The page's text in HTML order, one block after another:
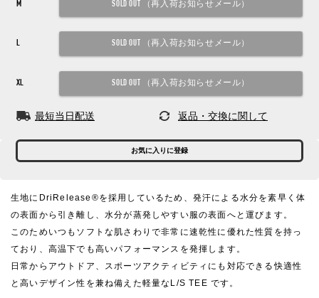
M
L
XL
最短当日配送 返品・交換に関して
お気に入りに登録
生地にDriRelease®を採用しているため、発汗による水分を素早く体
の表面から引き離し、水分が蒸発しやすい服の表面へと運びます。
このためいつもソフトな肌さわりで非常に速乾性に優れた性質を持っ
ており、高温下でも高いパフォーマンスを発揮します。
日常からアウトドア、スポーツアクティビティにも対応できる快適性
と高いデザイン性を兼ね備えた軽量なL/S TEE です。